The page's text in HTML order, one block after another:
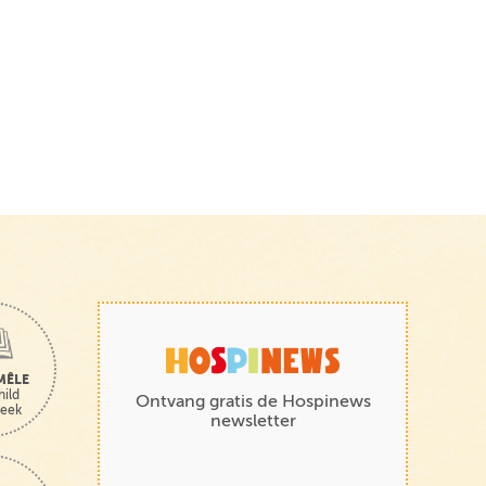
Ontvang gratis de Hospinews
newsletter